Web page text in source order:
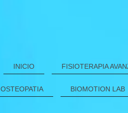
INICIO FISIOTERAPIA
OSTEOPATIA BIOMOTION LAB